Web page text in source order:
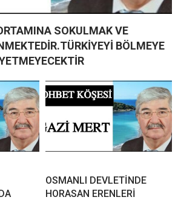
SOKULMAK VE
BÖLMEYE
OSMANLI DEVLETİNDE
HORASAN ERENLERİ